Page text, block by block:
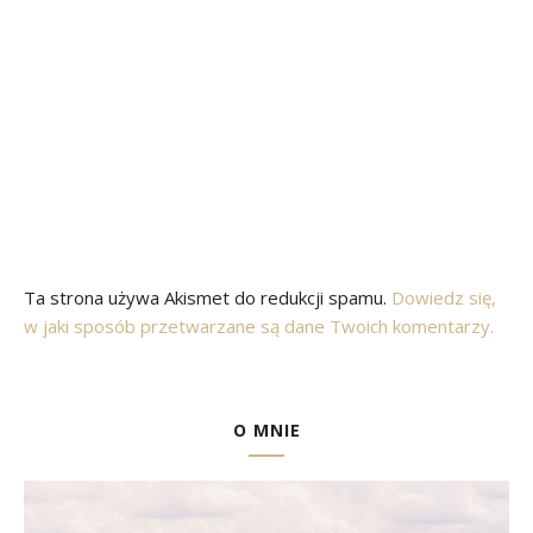
Ta strona używa Akismet do redukcji spamu. Dowiedz się,
w jaki sposób przetwarzane są dane Twoich komentarzy.
O MNIE